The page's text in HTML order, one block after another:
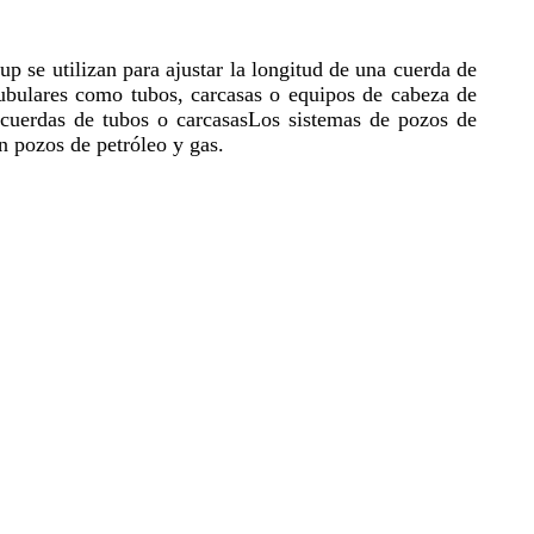
se utilizan para ajustar la longitud de una cuerda de
como tubos, carcasas o equipos de cabeza de
de tubos o carcasasLos sistemas de pozos de
pozos de petróleo y gas.